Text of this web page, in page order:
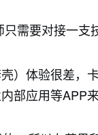
只需要对接一
）体验很差，
部应用等APP